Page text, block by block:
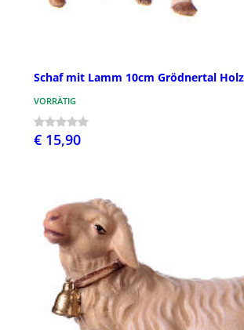
Schaf mit Lamm 10cm Grödnertal
VORRÄTIG
€ 15,90